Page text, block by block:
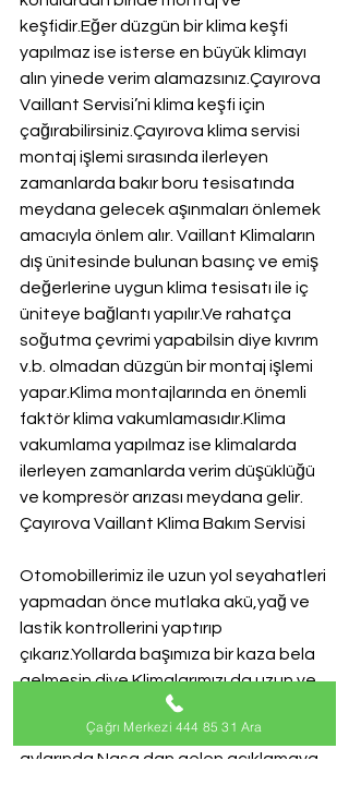
keşfidir.Eğer düzgün bir klima keşfi
yapılmaz ise isterse en büyük klimayı
alın yinede verim alamazsınız.Çayırova
Vaillant Servisi’ni klima keşfi için
çağırabilirsiniz.Çayırova klima servisi
montaj işlemi sırasında ilerleyen
zamanlarda bakır boru tesisatında
meydana gelecek aşınmaları önlemek
amacıyla önlem alır. Vaillant Klimaların
dış ünitesinde bulunan basınç ve emiş
değerlerine uygun klima tesisatı ile iç
üniteye bağlantı yapılır.Ve rahatça
soğutma çevrimi yapabilsin diye kıvrım
v.b. olmadan düzgün bir montaj işlemi
yapar.Klima montajlarında en önemli
faktör klima vakumlamasıdır.Klima
vakumlama yapılmaz ise klimalarda
ilerleyen zamanlarda verim düşüklüğü
ve kompresör arızası meydana gelir.
Çayırova Vaillant Klima Bakım Servisi
Otomobillerimiz ile uzun yol seyahatleri
yapmadan önce mutlaka akü,yağ ve
lastik kontrollerini yaptırıp
çıkarız.Yollarda başımıza bir kaza bela
gelmesin diye.Klimalarımızı da uzun ve
sıcak yaz mevsimleri öncesi bakımlarını
yaptırmamız gerekiyor.2016 yaz
aylarında Nasa dan gelen açıklamaya
Çağrı Merkezi 444 85 31 Ara